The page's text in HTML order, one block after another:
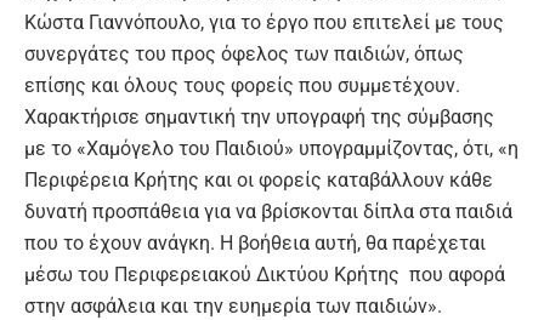
Κώστα Γιαννόπουλο, για το έργο που επιτελεί με τους
συνεργάτες του προς όφελος των παιδιών, όπως
επίσης και όλους τους φορείς που συμμετέχουν.
Χαρακτήρισε σημαντική την υπογραφή της σύμβασης
με το «Χαμόγελο του Παιδιού» υπογραμμίζοντας, ότι, «η
Περιφέρεια Κρήτης και οι φορείς καταβάλλουν κάθε
δυνατή προσπάθεια για να βρίσκονται δίπλα στα παιδιά
που το έχουν ανάγκη. Η βοήθεια αυτή, θα παρέχεται
μέσω του Περιφερειακού Δικτύου Κρήτης που αφορά
στην ασφάλεια και την ευημερία των παιδιών».